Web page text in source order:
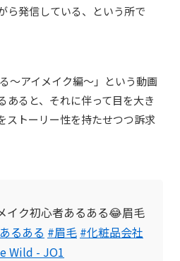
ら発信している、という所で
～アイメイク編～」という動画
あると、それに伴って目を大き
ストーリー性を持たせつつ訴求
イク初心者あるある😂眉毛
るある #眉毛 #化粧品会社
Wild - JO1